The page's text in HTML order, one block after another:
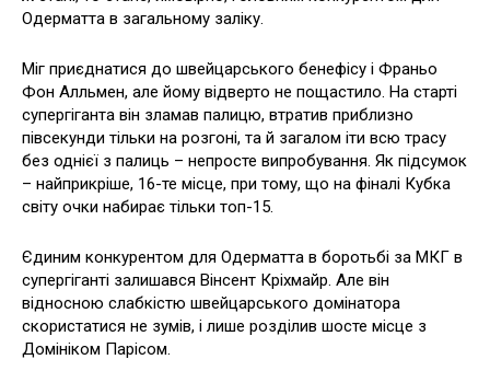
Одерматта в загальному заліку.
Міг приєднатися до швейцарського бенефісу і Франьо
Фон Алльмен, але йому відверто не пощастило. На старті
супергіганта він зламав палицю, втратив приблизно
півсекунди тільки на розгоні, та й загалом іти всю трасу
без однієї з палиць – непросте випробування. Як підсумок
– найприкріше, 16-те місце, при тому, що на фіналі Кубка
світу очки набирає тільки топ-15.
Єдиним конкурентом для Одерматта в боротьбі за МКГ в
супергіганті залишався Вінсент Кріхмайр. Але він
відносною слабкістю швейцарського домінатора
скористатися не зумів, і лише розділив шосте місце з
Домініком Парісом.